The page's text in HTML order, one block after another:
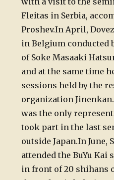
Fleitas in Serbia,
Proshev.In April,
in Belgium conducted
of Soke Masaaki
and at the same time
sessions held by the
organization
was the only
took part in the last
outside Japan.In June,
attended the BuYu Kai
in front of 20 shihans